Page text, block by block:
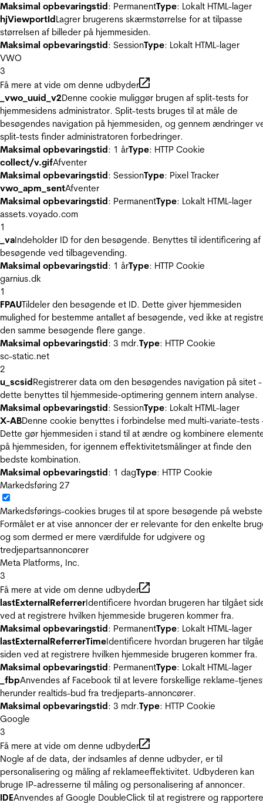
Maksimal opbevaringstid: PermanentType: Lokalt HTML-lager
hjViewportIdLagrer brugerens skærmstørrelse for at tilpasse
størrelsen af billeder på hjemmesiden.
Maksimal opbevaringstid: SessionType: Lokalt HTML-lager
VWO
3
Få mere at vide om denne udbyder
_vwo_uuid_v2Denne cookie muliggør brugen af split-tests for
hjemmesidens administrator. Split-tests bruges til at måle de
besøgendes navigation på hjemmesiden, og gennem ændringer
split-tests finder administratoren forbedringer.
Maksimal opbevaringstid: 1 årType: HTTP Cookie
collect/v.gifAfventer
Maksimal opbevaringstid: SessionType: Pixel Tracker
vwo_apm_sentAfventer
Maksimal opbevaringstid: PermanentType: Lokalt HTML-lager
assets.voyado.com
1
_vaIndeholder ID for den besøgende. Benyttes til identificering af
besøgende ved tilbagevending.
Maksimal opbevaringstid: 1 årType: HTTP Cookie
garnius.dk
1
FPAUTildeler den besøgende et ID. Dette giver hjemmesiden
mulighed for bestemme antallet af besøgende, ved ikke at
den samme besøgende flere gange.
Maksimal opbevaringstid: 3 mdr.Type: HTTP Cookie
sc-static.net
2
u_scsidRegistrerer data om den besøgendes navigation på sitet -
dette benyttes til hjemmeside‐optimering gennem intern analyse.
Maksimal opbevaringstid: SessionType: Lokalt HTML-lager
X-ABDenne cookie benyttes i forbindelse med multi-variate-tests
Dette gør hjemmesiden i stand til at ændre og kombinere
på hjemmesiden, for igennem effektivitetsmålinger at finde den
bedste kombination.
Maksimal opbevaringstid: 1 dagType: HTTP Cookie
Markedsføring 27
Markedsførings-cookies bruges til at spore besøgende på
Formålet er at vise annoncer der er relevante for den enkelte
og som dermed er mere værdifulde for udgivere og
tredjepartsannoncører
Meta Platforms, Inc.
3
Få mere at vide om denne udbyder
lastExternalReferrerIdentificere hvordan brugeren har tilgået
ved at registrere hvilken hjemmeside brugeren kommer fra.
Maksimal opbevaringstid: PermanentType: Lokalt HTML-lager
lastExternalReferrerTimeIdentificere hvordan brugeren har
siden ved at registrere hvilken hjemmeside brugeren kommer fra.
Maksimal opbevaringstid: PermanentType: Lokalt HTML-lager
_fbpAnvendes af Facebook til at levere forskellige reklame-
herunder realtids-bud fra tredjeparts-annoncører.
Maksimal opbevaringstid: 3 mdr.Type: HTTP Cookie
Google
3
Få mere at vide om denne udbyder
Nogle af de data, der indsamles af denne udbyder, er til
personalisering og måling af reklameeffektivitet. Udbyderen kan
bruge IP-adresserne til måling og personalisering af annoncer.
IDEAnvendes af Google DoubleClick til at registrere og